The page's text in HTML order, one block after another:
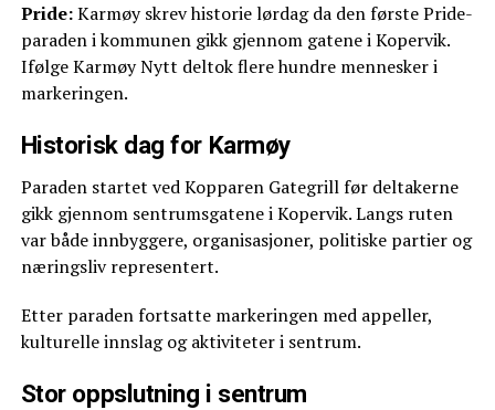
Pride:Karmøy skrev historie lørdag da den første Pride-
paraden i kommunen gikk gjennom gatene i Kopervik.
Ifølge Karmøy Nytt deltok flere hundre mennesker i
markeringen.
Historisk dag for Karmøy
Paraden startet ved Kopparen Gategrill før deltakerne
gikk gjennom sentrumsgatene i Kopervik. Langs ruten
var både innbyggere, organisasjoner, politiske partier og
næringsliv representert.
Etter paraden fortsatte markeringen med appeller,
kulturelle innslag og aktiviteter i sentrum.
Stor oppslutning i sentrum